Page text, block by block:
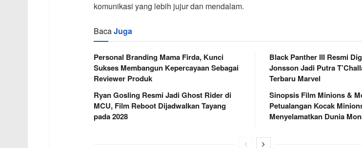
komunikasi yang lebih jujur dan mendalam.
BacaJuga
Personal Branding Mama Firda, Kunci
Sukses Membangun Kepercayaan Sebagai
Reviewer Produk
Ryan Gosling Resmi Jadi Ghost Rider di
MCU, Film Reboot Dijadwalkan Tayang
pada 2028
Black Panther III Resmi
Jonsson Jadi Putra
Terbaru Marvel
Sinopsis Film Minions &
Petualangan Kocak
Menyelamatkan Dunia